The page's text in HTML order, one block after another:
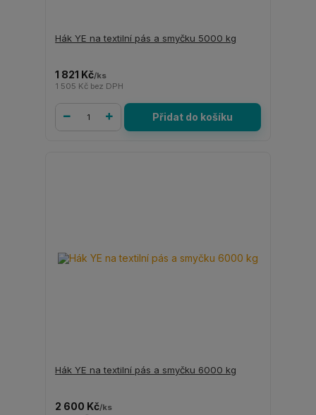
Hák YE na textilní pás a smyčku 5000 kg
1 821 Kč/ks
1 505 Kč bez DPH
Přidat do košíku
Hák YE na textilní pás a smyčku 6000 kg
2 600 Kč/ks